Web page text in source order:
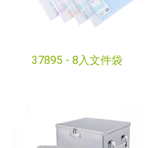
37895 - 8入文件袋